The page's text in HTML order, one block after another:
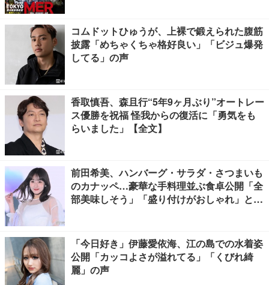
コムドットひゅうが、上裸で鍛えられた腹筋
披露「めちゃくちゃ格好良い」「ビジュ爆発
してる」の声
香取慎吾、森且行“5年9ヶ月ぶり”オートレー
ス優勝を祝福 怪我からの復活に「勇気をも
らいました」【全文】
前田希美、ハンバーグ・サラダ・さつまいも
のカナッペ…豪華な手料理並ぶ食卓公開「全
部美味しそう」「盛り付けがおしゃれ」と絶
「今日好き」伊藤愛依海、江の島での水着姿
公開「カッコよさが溢れてる」「くびれ綺
麗」の声